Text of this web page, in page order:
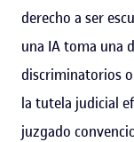
derecho a ser
una IA toma una
discriminatorios
la tutela judicial
juzgado